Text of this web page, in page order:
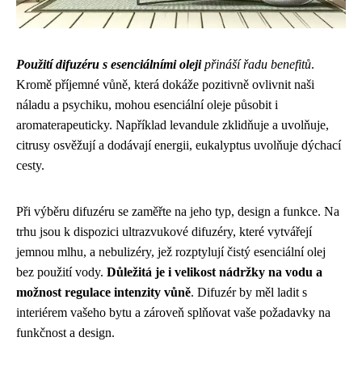
Použití difuzéru s esenciálními olejipřináší řadu benefitů.
Kromě příjemné vůně, která dokáže pozitivně ovlivnit naši
náladu a psychiku, mohou esenciální oleje působit i
aromaterapeuticky. Například levandule zklidňuje a uvolňuje,
citrusy osvěžují a dodávají energii, eukalyptus uvolňuje dýchací
cesty.
Při výběru difuzéru se zaměřte na jeho typ, design a funkce. Na
trhu jsou k dispozici ultrazvukové difuzéry, které vytvářejí
jemnou mlhu, a nebulizéry, jež rozptylují čistý esenciální olej
bez použití vody. Důležitá je i velikost nádržky na vodu a
možnost regulace intenzity vůně. Difuzér by měl ladit s
interiérem vašeho bytu a zároveň splňovat vaše požadavky na
funkčnost a design.